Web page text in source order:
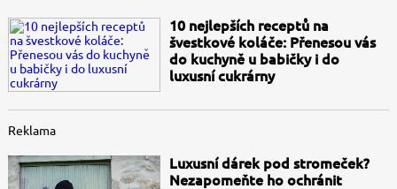
10 nejlepších receptů na
švestkové koláče: Přenesou vás
do kuchyně u babičky i do
luxusní cukrárny
Reklama
Luxusní dárek pod stromeček?
Nezapomeňte ho ochránit